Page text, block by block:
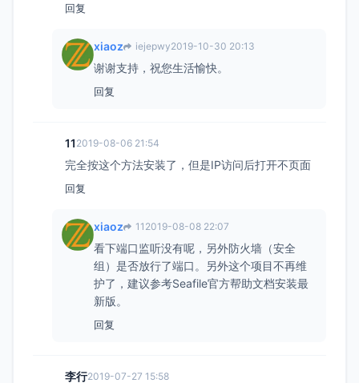
回复
xiaoz iejepwy2019-10-30 20:13
谢谢支持，祝您生活愉快。
回复
11 2019-08-06 21:54
完全按这个方法安装了，但是IP访问后打开不页面
回复
xiaoz 11 2019-08-08 22:07
看下端口监听没有呢，另外防火墙（安全
组）是否放行了端口。另外这个项目不再维
护了，建议参考Seafile官方帮助文档安装最
新版。
回复
李行2019-07-27 15:58